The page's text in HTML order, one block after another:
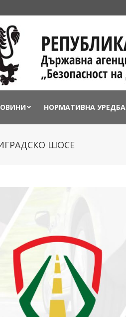
НОРМАТИВНА УРЕДБА
ШОСЕ